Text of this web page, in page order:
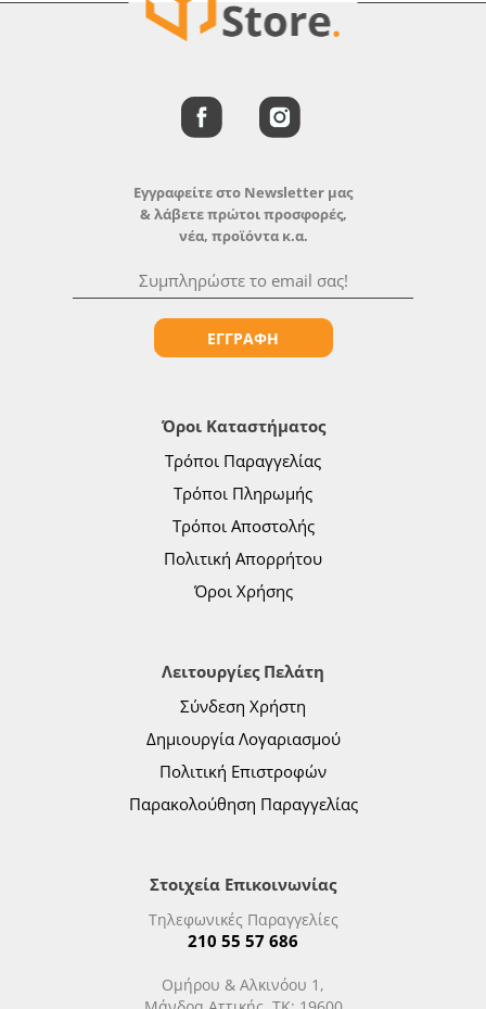
Όροι Καταστήματος
Τρόποι Παραγγελίας
Τρόποι Πληρωμής
Τρόποι Αποστολής
Πολιτική Απορρήτου
Όροι Χρήσης
Λειτουργίες Πελάτη
Σύνδεση Χρήστη
Δημιουργία Λογαριασμού
Πολιτική Επιστροφών
Παρακολούθηση Παραγγελίας
Στοιχεία Επικοινωνίας
Τηλεφωνικές Παραγγελίες
210 55 57 686
Ομήρου & Αλκινόου 1,
Εγγραφείτε στο Newsletter μας
& λάβετε πρώτοι προσφορές,
νέα, προϊόντα κ.α.
ΕΓΓΡΑΦΗ